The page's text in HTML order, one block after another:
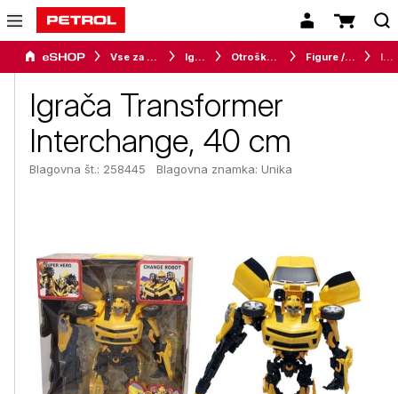
Vse za otroke Igrače Otroške igrače Figure / figurice
Igrača Transformer
Interchange, 40 cm
Blagovna št.: 258445 Blagovna znamka: Unika